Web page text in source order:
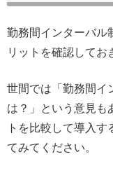
勤務間インターバル
リットを確認してお
世間では「勤務間イ
は？」という意見も
トを比較して導入
てみてください。